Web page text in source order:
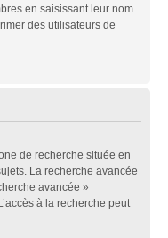
en saisissant leur nom
des utilisateurs de
de recherche située en
La recherche avancée
avancée »
à la recherche peut